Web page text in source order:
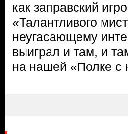
как заправский
«Талантливого
неугасающему
выиграл и там, и
на нашей «Полке с